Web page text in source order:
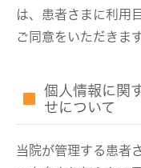
は、患者さまに利用
ご同意をいただきます
個人情報に関
せについて
当院が管理する患者